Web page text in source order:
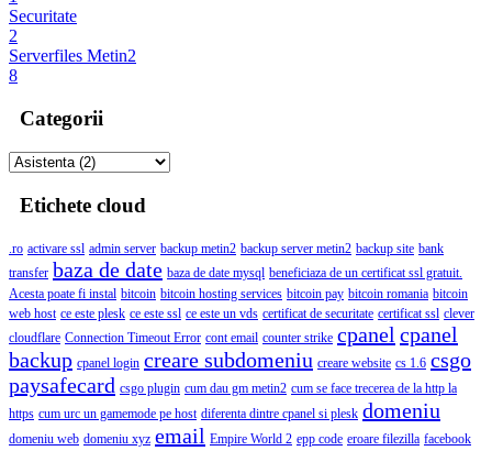
Securitate
2
Serverfiles Metin2
8
Categorii
Etichete cloud
.ro activare ssl admin server backup metin2 backup server metin2 backup site bank
transfer baza de date baza de date mysql beneficiaza de un certificat ssl gratuit.
Acesta poate fi instal bitcoin bitcoin hosting services bitcoin pay bitcoin romania bitcoin
web host ce este plesk ce este ssl ce este un vds certificat de securitate certificat ssl clever
cloudflare Connection Timeout Error cont email counter strike cpanel cpanel
backup cpanel login creare subdomeniu creare website cs 1.6 csgo
paysafecard csgo plugin cum dau gm metin2 cum se face trecerea de la http la
https cum urc un gamemode pe host diferenta dintre cpanel si plesk domeniu
domeniu web domeniu xyz email Empire World 2 epp code eroare filezilla facebook